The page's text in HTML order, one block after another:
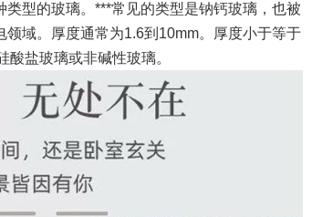
型的玻璃。***常见的类型是钠钙玻璃，也被
域。厚度通常为1.6到10mm。厚度小于等于
盐玻璃或非碱性玻璃。